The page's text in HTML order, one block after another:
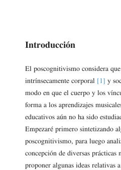
Introducción
El poscognitivismo considera
intrínsecamente corporal [1] y
modo en que el cuerpo y los
forma a los aprendizajes
educativos aún no ha sido
Empezaré primero sintetizando
poscognitivismo, para luego
concepción de diversas prácticas
proponer algunas ideas relativas